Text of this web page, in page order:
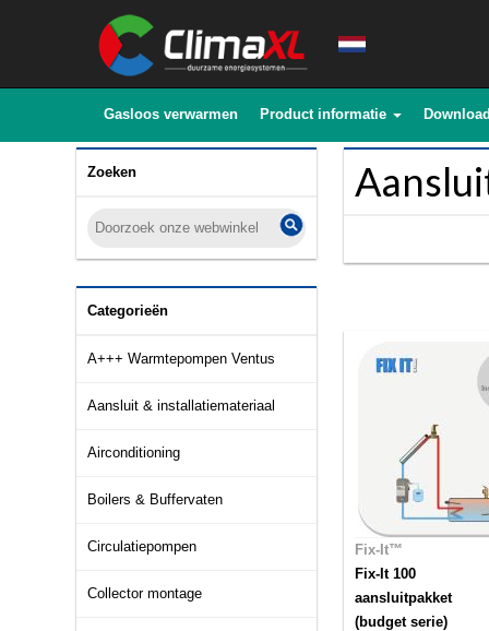
Gasloos verwarmen Product informatie
Zoeken
Categorieën
A+++ Warmtepompen Ventus
Aansluit & installatiemateriaal
Airconditioning
Boilers & Buffervaten
Circulatiepompen
Collector montage
Fix-It™
Fix-It 100
aansluitpakket
(budget serie)